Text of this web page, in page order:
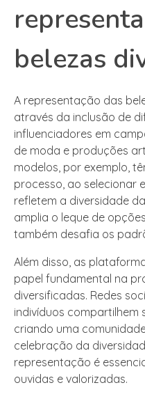
belezas
A representação das
através da inclusão de
influenciadores em
de moda e produções
modelos, por exemplo,
processo, ao selecionar
refletem a diversidade
amplia o leque de
também desafia os
Além disso, as
papel fundamental na
diversificadas. Redes
indivíduos compartilhem
criando uma
celebração da
representação é
ouvidas e valorizadas.